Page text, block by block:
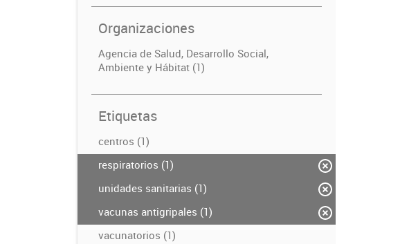
Organizaciones
Agencia de Salud, Desarrollo Social,
Ambiente y Hábitat (1)
Etiquetas
centros (1)
respiratorios (1)
unidades sanitarias (1)
vacunas antigripales (1)
vacunatorios (1)